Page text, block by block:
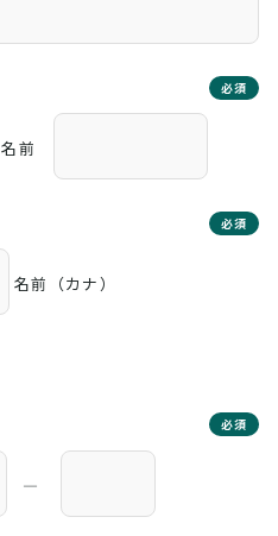
必須
名前
必須
名前（カナ）
必須
―